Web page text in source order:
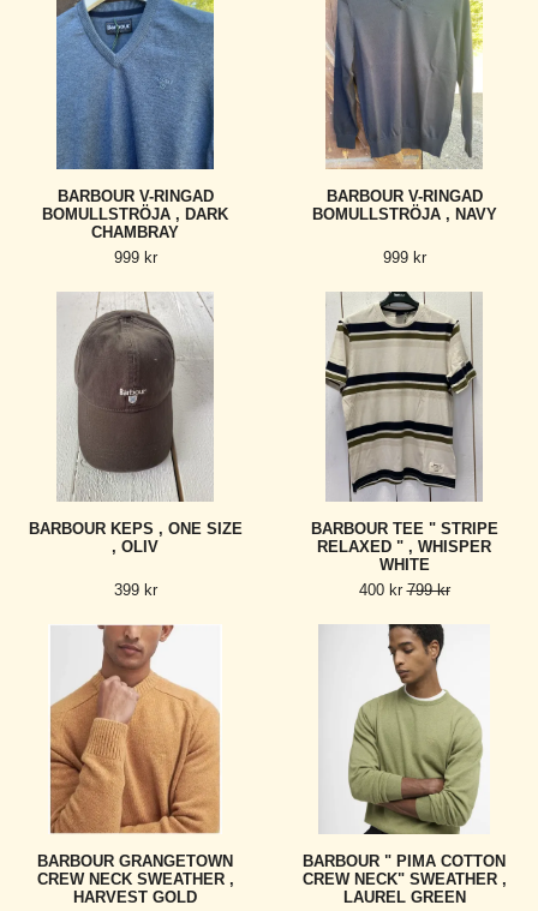
BARBOUR V-RINGAD
BOMULLSTRÖJA , DARK
CHAMBRAY
999 kr
BARBOUR V-RINGAD
BOMULLSTRÖJA , NAVY
999 kr
BARBOUR KEPS , ONE SIZE
, OLIV
399 kr
BARBOUR TEE " STRIPE
RELAXED " , WHISPER
WHITE
400 kr799 kr
BARBOUR GRANGETOWN
CREW NECK SWEATHER ,
HARVEST GOLD
BARBOUR " PIMA COTTON
CREW NECK" SWEATHER ,
LAUREL GREEN